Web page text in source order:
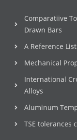
Comparatiive
Drawn Bars
A Reference
Mechanical
International
Alloys
Aluminum
TSE tolerances